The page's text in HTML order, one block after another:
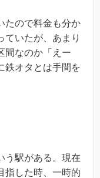
たので料金も分か
ていたが、あまり
間なのか「えー
鉄オタとは手間を
う駅がある。現在
指した時、一時的